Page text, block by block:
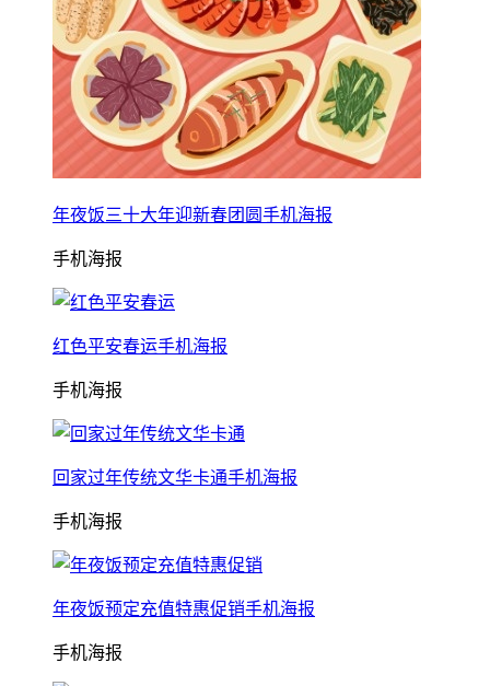
年夜饭三十大年迎新春团圆手机海报
手机海报
红色平安春运手机海报
手机海报
回家过年传统文华卡通手机海报
手机海报
年夜饭预定充值特惠促销手机海报
手机海报